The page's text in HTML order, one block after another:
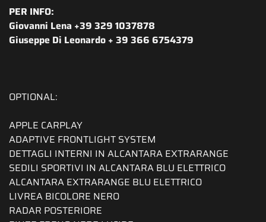
PER INFO:
Giovanni Lena +39 329 1037878
Giuseppe Di Leonardo + 39 366 6754379
OPTIONAL:
APPLE CARPLAY
ADAPTIVE FRONTLIGHT SYSTEM
DETTAGLI INTERNI IN ALCANTARA EXTRARANGE
SEDILI SPORTIVI IN ALCANTARA BLU ELETTRICO
ALCANTARA EXTRARANGE BLU ELETTRICO
LIVREA BICOLORE NERO
RADAR POSTERIORE